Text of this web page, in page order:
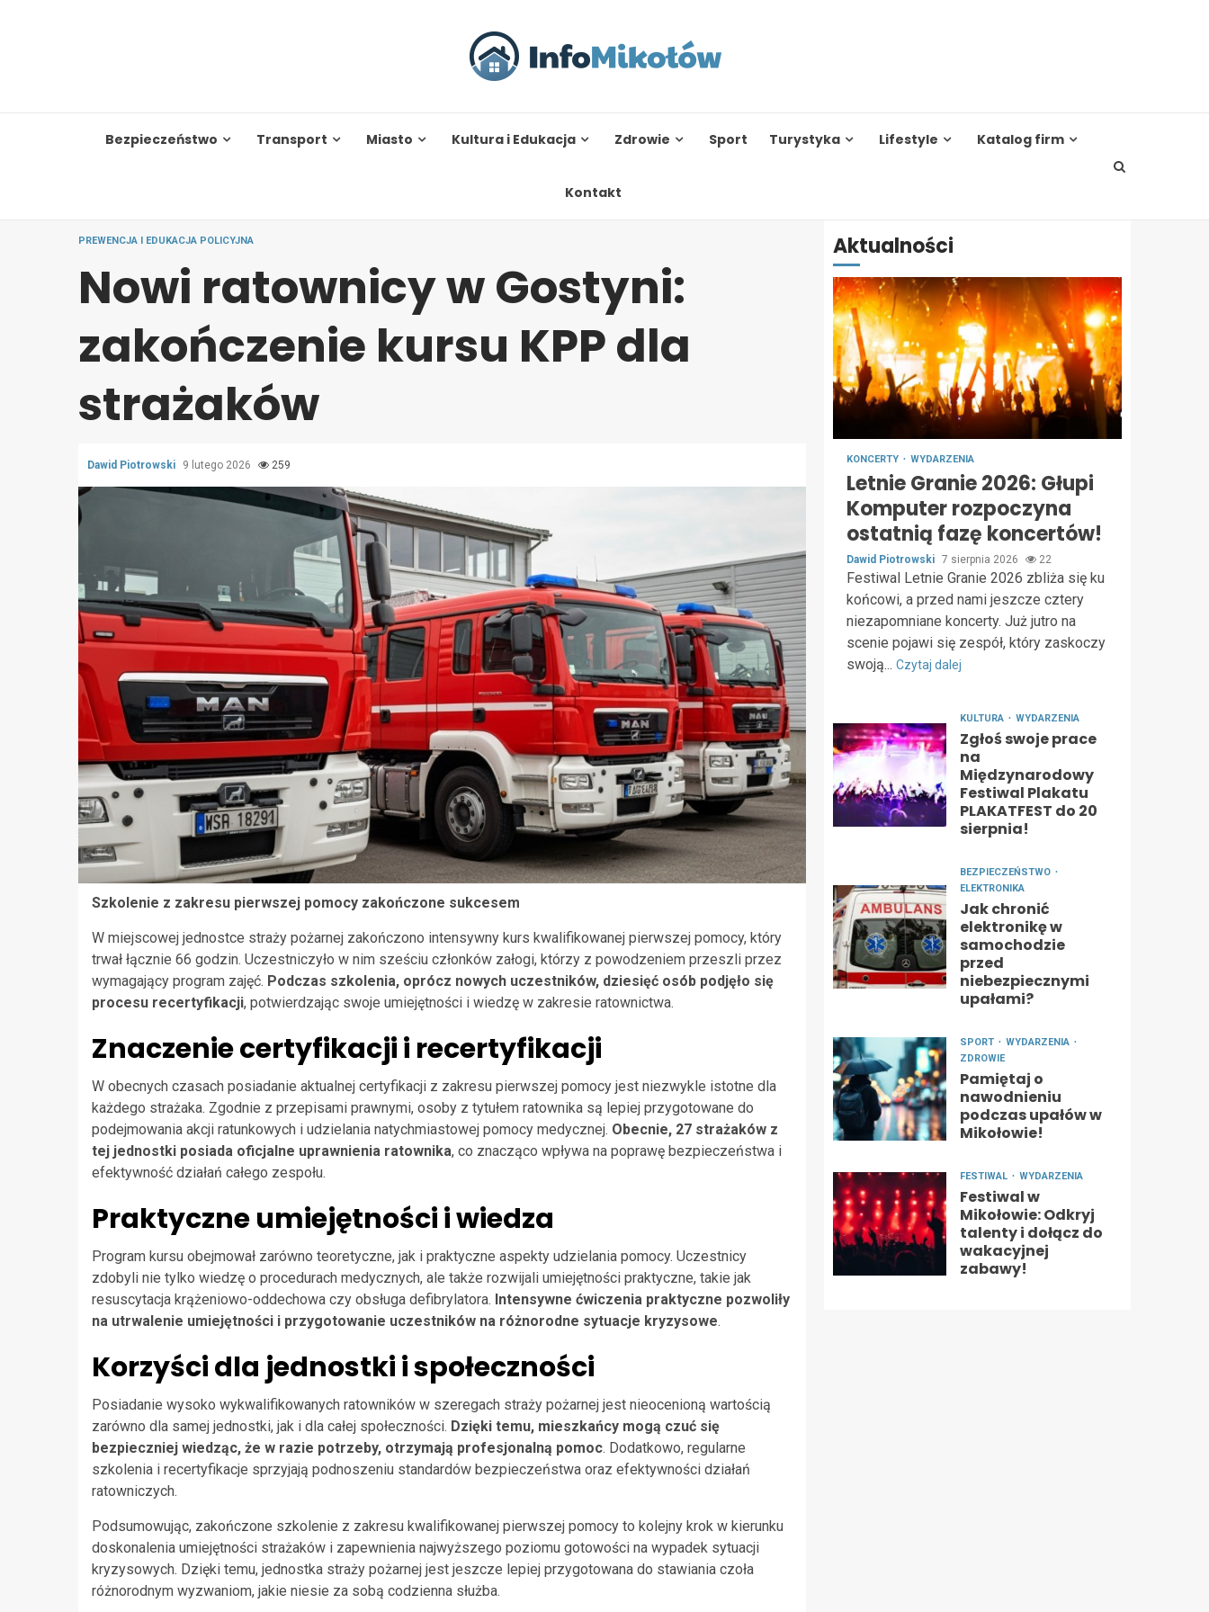
Bezpieczeństwo Transport Miasto Kultura i Edukacja Zdrowie Sport Turystyka Lifestyle Katalog firm
Kontakt
PREWENCJA I EDUKACJA POLICYJNA
Nowi ratownicy w Gostyni:
zakończenie kursu KPP dla
strażaków
Dawid Piotrowski 9 lutego 2026 259
Szkolenie z zakresu pierwszej pomocy zakończone sukcesem
W miejscowej jednostce straży pożarnej zakończono intensywny kurs kwalifikowanej pierwszej pomocy, który
trwał łącznie 66 godzin. Uczestniczyło w nim sześciu członków załogi, którzy z powodzeniem przeszli przez
wymagający program zajęć. Podczas szkolenia, oprócz nowych uczestników, dziesięć osób podjęło się
procesu recertyfikacji, potwierdzając swoje umiejętności i wiedzę w zakresie ratownictwa.
Znaczenie certyfikacji i recertyfikacji
W obecnych czasach posiadanie aktualnej certyfikacji z zakresu pierwszej pomocy jest niezwykle istotne dla
każdego strażaka. Zgodnie z przepisami prawnymi, osoby z tytułem ratownika są lepiej przygotowane do
podejmowania akcji ratunkowych i udzielania natychmiastowej pomocy medycznej. Obecnie, 27 strażaków z
tej jednostki posiada oficjalne uprawnienia ratownika, co znacząco wpływa na poprawę bezpieczeństwa i
efektywność działań całego zespołu.
Praktyczne umiejętności i wiedza
Program kursu obejmował zarówno teoretyczne, jak i praktyczne aspekty udzielania pomocy. Uczestnicy
zdobyli nie tylko wiedzę o procedurach medycznych, ale także rozwijali umiejętności praktyczne, takie jak
resuscytacja krążeniowo-oddechowa czy obsługa defibrylatora. Intensywne ćwiczenia praktyczne pozwoliły
na utrwalenie umiejętności i przygotowanie uczestników na różnorodne sytuacje kryzysowe.
Korzyści dla jednostki i społeczności
Posiadanie wysoko wykwalifikowanych ratowników w szeregach straży pożarnej jest nieocenioną wartością
zarówno dla samej jednostki, jak i dla całej społeczności. Dzięki temu, mieszkańcy mogą czuć się
bezpieczniej wiedząc, że w razie potrzeby, otrzymają profesjonalną pomoc. Dodatkowo, regularne
szkolenia i recertyfikacje sprzyjają podnoszeniu standardów bezpieczeństwa oraz efektywności działań
ratowniczych.
Podsumowując, zakończone szkolenie z zakresu kwalifikowanej pierwszej pomocy to kolejny krok w kierunku
doskonalenia umiejętności strażaków i zapewnienia najwyższego poziomu gotowości na wypadek sytuacji
kryzysowych. Dzięki temu, jednostka straży pożarnej jest jeszcze lepiej przygotowana do stawiania czoła
różnorodnym wyzwaniom, jakie niesie za sobą codzienna służba.
Aktualności
KONCERTY WYDARZENIA
Letnie Granie 2026: Głupi
Komputer rozpoczyna
ostatnią fazę koncertów!
Dawid Piotrowski 7 sierpnia 2026 22
Festiwal Letnie Granie 2026 zbliża się ku
końcowi, a przed nami jeszcze cztery
niezapomniane koncerty. Już jutro na
scenie pojawi się zespół, który zaskoczy
swoją... Czytaj dalej
KULTURA WYDARZENIA
Zgłoś swoje prace
na
Międzynarodowy
Festiwal Plakatu
PLAKATFEST do 20
sierpnia!
BEZPIECZEŃSTWO
ELEKTRONIKA
Jak chronić
elektronikę w
samochodzie
przed
niebezpiecznymi
upałami?
SPORT
WYDARZENIA
ZDROWIE
Pamiętaj o
nawodnieniu
podczas upałów w
Mikołowie!
FESTIWAL WYDARZENIA
Festiwal w
Mikołowie: Odkryj
talenty i dołącz do
wakacyjnej
zabawy!